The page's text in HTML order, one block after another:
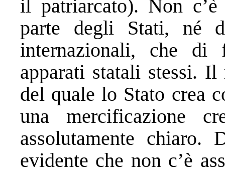
il patriarcato). Non
parte degli Stati, né
internazionali, che di
apparati statali stessi. Il
del quale lo Stato crea
una mercificazione
assolutamente chiaro.
evidente che non c’è